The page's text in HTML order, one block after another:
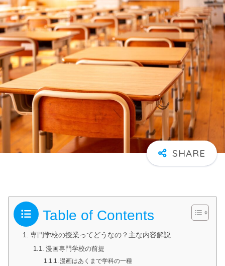
Table of Contents
専門学校の授業ってどうなの？主な内容解説
漫画専門学校の前提
漫画はあくまで学科の一種